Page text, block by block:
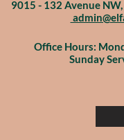
9015 - 132 Avenue
Office Hours:
Sunday